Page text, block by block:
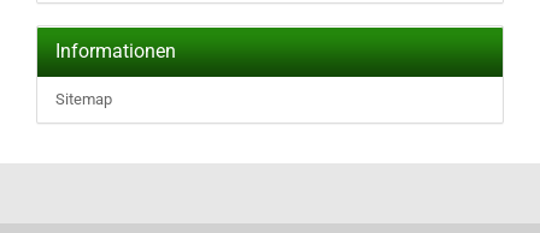
Informationen
Sitemap